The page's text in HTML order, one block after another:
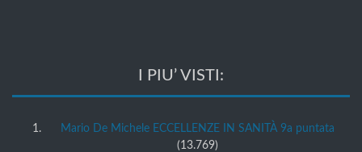
I PIU’ VISTI:
Mario De Michele ECCELLENZE IN SANITÀ 9a puntata
(13.769)